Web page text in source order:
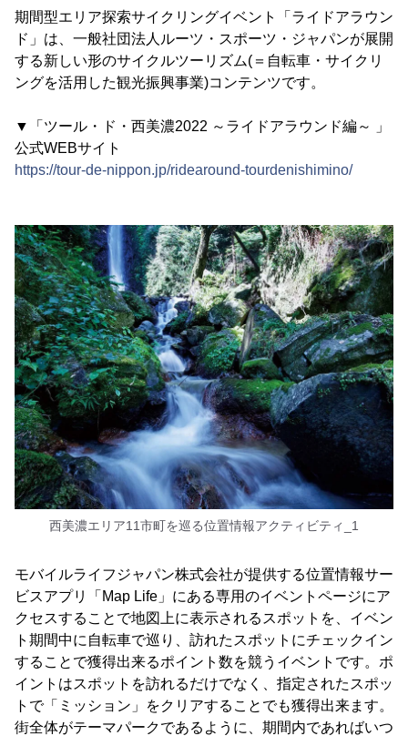
期間型エリア探索サイクリングイベント「ライドアラウン
ド」は、一般社団法人ルーツ・スポーツ・ジャパンが展開
する新しい形のサイクルツーリズム(＝自転車・サイクリ
ングを活用した観光振興事業)コンテンツです。
▼「ツール・ド・西美濃2022 ～ライドアラウンド編～ 」
公式WEBサイト
https://tour-de-nippon.jp/ridearound-tourdenishimino/
西美濃エリア11市町を巡る位置情報アクティビティ_1
モバイルライフジャパン株式会社が提供する位置情報サー
ビスアプリ「Map Life」にある専用のイベントページにア
クセスすることで地図上に表示されるスポットを、イベン
ト期間中に自転車で巡り、訪れたスポットにチェックイン
することで獲得出来るポイント数を競うイベントです。ポ
イントはスポットを訪れるだけでなく、指定されたスポッ
トで「ミッション」をクリアすることでも獲得出来ます。
街全体がテーマパークであるように、期間内であればいつ